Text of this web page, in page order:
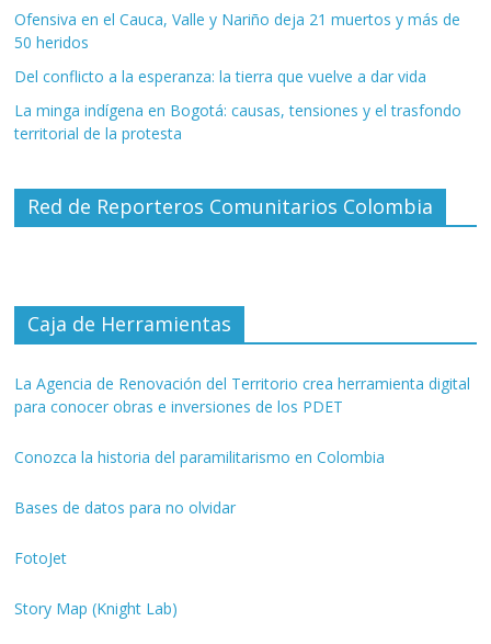
Ofensiva en el Cauca, Valle y Nariño deja 21 muertos y más de
50 heridos
Del conflicto a la esperanza: la tierra que vuelve a dar vida
La minga indígena en Bogotá: causas, tensiones y el trasfondo
territorial de la protesta
Red de Reporteros Comunitarios Colombia
Caja de Herramientas
La Agencia de Renovación del Territorio crea herramienta digital
para conocer obras e inversiones de los PDET
Conozca la historia del paramilitarismo en Colombia
Bases de datos para no olvidar
FotoJet
Story Map (Knight Lab)